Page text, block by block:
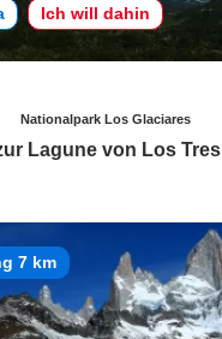
Ich will dahin
Nationalpark Los Glaciares
Lagune von Los Tres
7 km